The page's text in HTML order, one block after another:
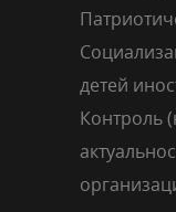
детей
Контроль